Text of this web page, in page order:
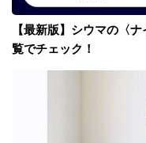
【最新版】シウマの〈
覧でチェック！